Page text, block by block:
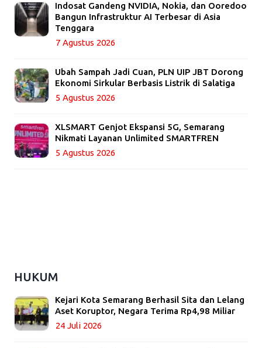
Indosat Gandeng NVIDIA, Nokia, dan Ooredoo
Bangun Infrastruktur AI Terbesar di Asia
Tenggara
7 Agustus 2026
Ubah Sampah Jadi Cuan, PLN UIP JBT Dorong
Ekonomi Sirkular Berbasis Listrik di Salatiga
5 Agustus 2026
XLSMART Genjot Ekspansi 5G, Semarang
Nikmati Layanan Unlimited SMARTFREN
5 Agustus 2026
HUKUM
Kejari Kota Semarang Berhasil Sita dan Lelang
Aset Koruptor, Negara Terima Rp4,98 Miliar
24 Juli 2026